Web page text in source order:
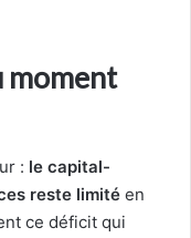
moment
: le capital-
reste limité en
ce déficit qui